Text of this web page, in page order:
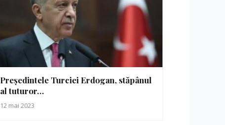
Președintele Turciei Erdogan, stăpânul
al tuturor…
12 mai 2023